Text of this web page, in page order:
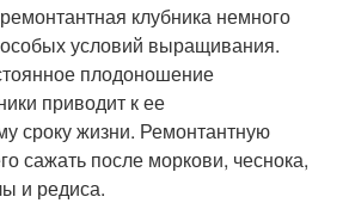
клубника немного
особых условий выращивания.
плодоношение
приводит к ее
сроку жизни. Ремонтантную
сажать после моркови, чеснока,
и редиса.